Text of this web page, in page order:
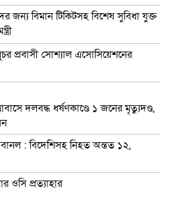
জন্য বিমান টিকিটসহ বিশেষ সুবিধা যুক্ত
প্রবাসী সোশ্যাল এসোসিয়েশনের
দলবদ্ধ ধর্ষণকাণ্ডে ১ জনের মৃত্যুদণ্ড,
: বিদেশিসহ নিহত অন্তত ১২,
ওসি প্রত্যাহার